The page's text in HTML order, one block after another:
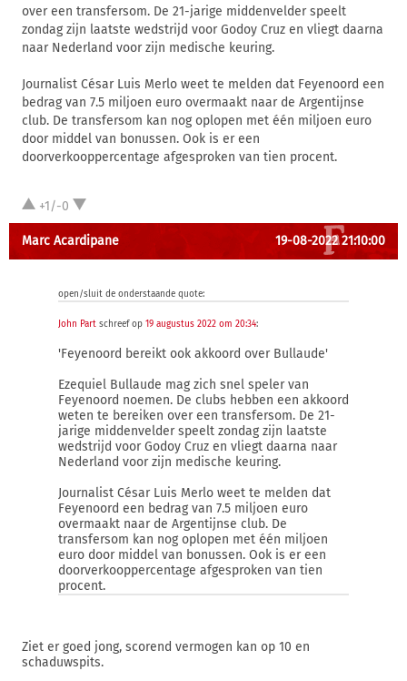
over een transfersom. De 21-jarige middenvelder speelt
zondag zijn laatste wedstrijd voor Godoy Cruz en vliegt daarna
naar Nederland voor zijn medische keuring.
Journalist César Luis Merlo weet te melden dat Feyenoord een
bedrag van 7.5 miljoen euro overmaakt naar de Argentijnse
club. De transfersom kan nog oplopen met één miljoen euro
door middel van bonussen. Ook is er een
doorverkooppercentage afgesproken van tien procent.
+1/-0
Marc Acardipane 19-08-2022 21:10:00
open/sluit de onderstaande quote:
John Part schreef op 19 augustus 2022 om 20:34:
'Feyenoord bereikt ook akkoord over Bullaude'
Ezequiel Bullaude mag zich snel speler van
Feyenoord noemen. De clubs hebben een akkoord
weten te bereiken over een transfersom. De 21-
jarige middenvelder speelt zondag zijn laatste
wedstrijd voor Godoy Cruz en vliegt daarna naar
Nederland voor zijn medische keuring.
Journalist César Luis Merlo weet te melden dat
Feyenoord een bedrag van 7.5 miljoen euro
overmaakt naar de Argentijnse club. De
transfersom kan nog oplopen met één miljoen
euro door middel van bonussen. Ook is er een
doorverkooppercentage afgesproken van tien
procent.
Ziet er goed jong, scorend vermogen kan op 10 en
schaduwspits.